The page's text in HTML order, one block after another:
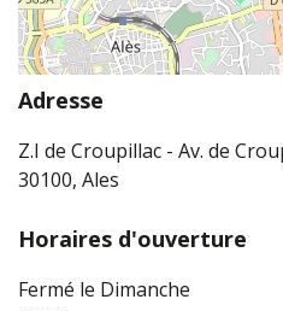
Adresse
Z.I de Croupillac - Av. de
30100, Ales
Horaires d'ouverture
Fermé le Dimanche